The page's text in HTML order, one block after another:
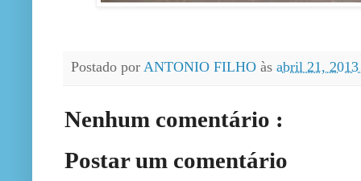
Postado por ANTONIO FILHO às abril 21,
Nenhum comentário :
Postar um comentário